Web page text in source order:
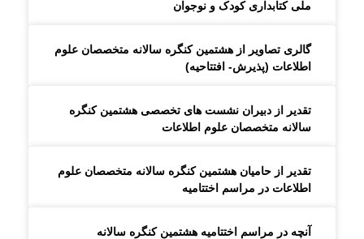
ملی کتابداری کودک و نوجوان
گالری تصاویر از هشتمین کنگره سالانه متخصصان علوم
اطلاعات (پذیرش- افتتاحیه)
تقدیر از دبیران نشست های تخصصی هشتمین کنگره
سالانه متخصصان علوم اطلاعات
تقدیر از حامیان هشتمین کنگره سالانه متخصصان علوم
اطلاعات در مراسم اختتامیه
آنچه در مراسم اختتامیه هشتمین کنگره سالانه